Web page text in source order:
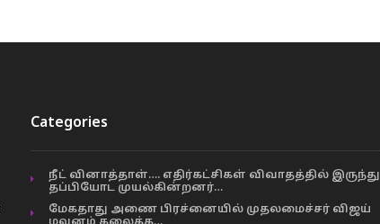
Categories
நீட் வினாத்தாள்…. எதிர்கட்சிகள் விவாதத்தில் இருந்து
தப்பியோட முயல்கின்றனர்…
மேகதாது அணை பிரச்னையில் முதலமைச்சர் விஜய்